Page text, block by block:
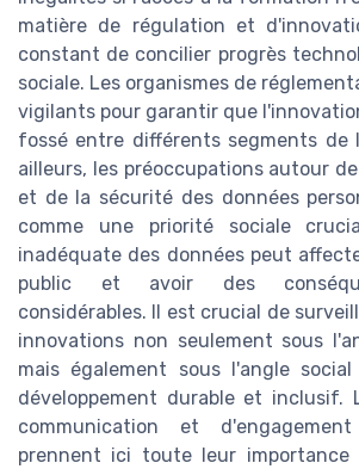
matière de régulation et
constant de concilier progrès
sociale. Les organismes de
vigilants pour garantir que
fossé entre différents segments de
ailleurs, les préoccupations autour
et de la sécurité des données
comme une priorité sociale
inadéquate des données peut
public et avoir des
considérables. Il est crucial de
innovations non seulement sous
mais également sous l'angle
développement durable et inclusif.
communication et d'engagement
prennent ici toute leur importance